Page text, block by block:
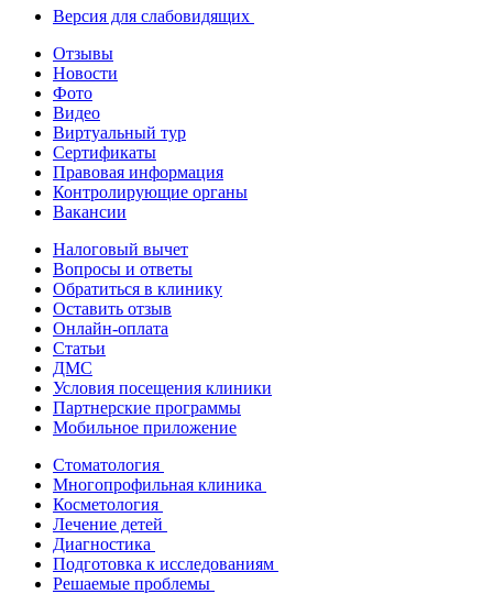
Версия для слабовидящих
Отзывы
Новости
Фото
Видео
Виртуальный тур
Сертификаты
Правовая информация
Контролирующие органы
Вакансии
Налоговый вычет
Вопросы и ответы
Обратиться в клинику
Оставить отзыв
Онлайн-оплата
Статьи
ДМС
Условия посещения клиники
Партнерские программы
Мобильное приложение
Стоматология
Многопрофильная клиника
Косметология
Лечение детей
Диагностика
Подготовка к исследованиям
Решаемые проблемы